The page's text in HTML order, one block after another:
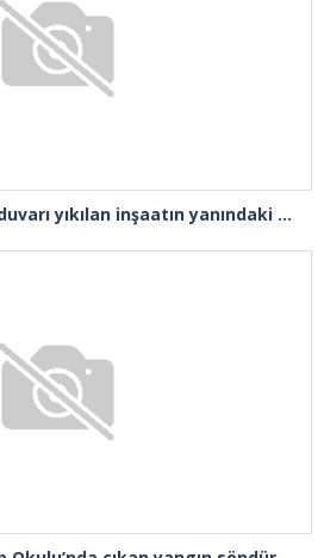
Çekmeköy’de istinat duvarı yıkılan inşaatın yanındaki 5 katlı bina boşaltıldı